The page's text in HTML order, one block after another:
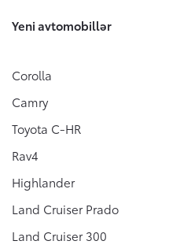
Yeni avtomobillər
Corolla
Camry
Toyota C-HR
Rav4
Highlander
Land Cruiser Prado
Land Cruiser 300